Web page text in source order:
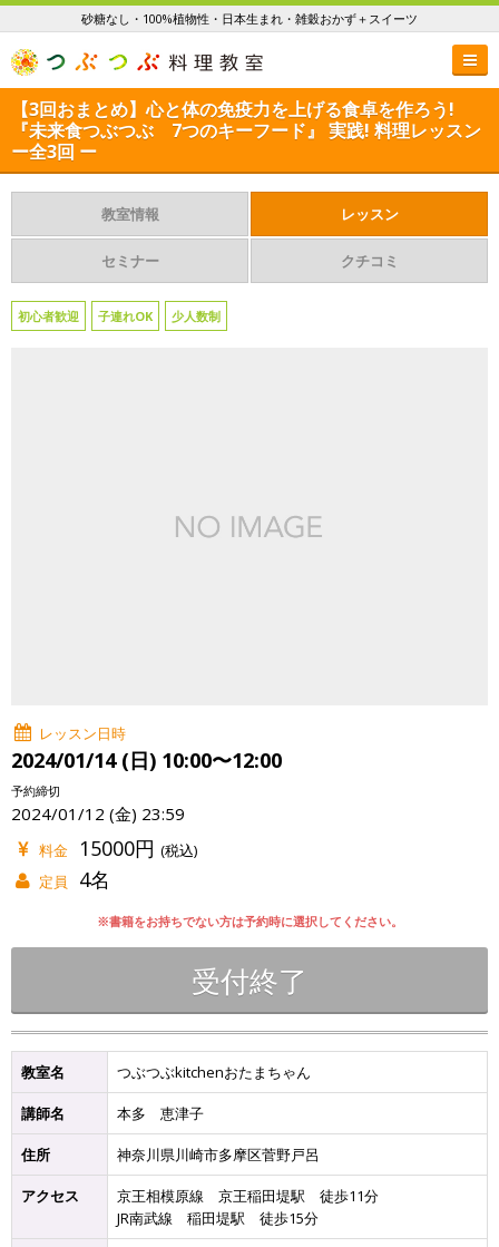
砂糖なし・100%植物性・日本生まれ・雑穀おかず＋スイーツ
【3回おまとめ】心と体の免疫力を上げる食卓を作ろう!
『未来食つぶつぶ 7つのキーフード』 実践! 料理レッスン
ー全3回 ー
教室情報 レッスン
セミナー クチコミ
初心者歓迎 子連れOK 少人数制
レッスン日時
2024/01/14 (日) 10:00〜12:00
予約締切
2024/01/12 (金) 23:59
料金 15000円 (税込)
定員
4名
※書籍をお持ちでない方は予約時に選択してください。
受付終了
教室名 つぶつぶkitchenおたまちゃん
講師名 本多 恵津子
住所 神奈川県川崎市多摩区菅野戸呂
アクセス
京王相模原線 京王稲田堤駅 徒歩11分
JR南武線 稲田堤駅 徒歩15分